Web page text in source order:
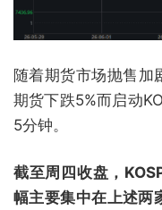
随着期货市场抛售加
期货下跌5%而启动
5分钟。
截至周四收盘，
幅主要集中在上述两